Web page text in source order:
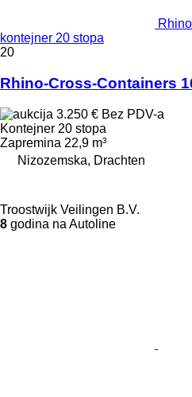
kontejner 20 stopa
20
Rhino-Cross-Containers
3.250 € Bez PDV-a
Kontejner 20 stopa
Zapremina 22,9 m³
Nizozemska, Drachten
Troostwijk Veilingen B.V.
8 godina na Autoline